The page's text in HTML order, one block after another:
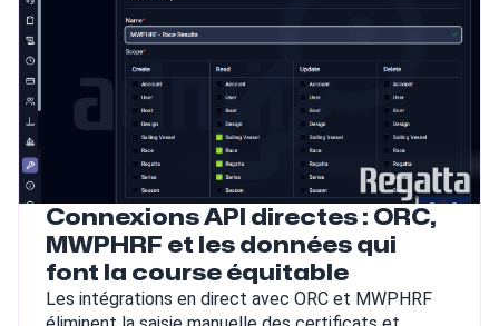
Connexions API directes : ORC,
MWPHRF et les données qui
font la course équitable
Les intégrations en direct avec ORC et MWPHRF